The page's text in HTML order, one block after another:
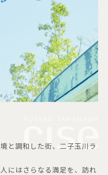
と調和した街、二子玉川ラ
にはさらなる満足を、訪れ